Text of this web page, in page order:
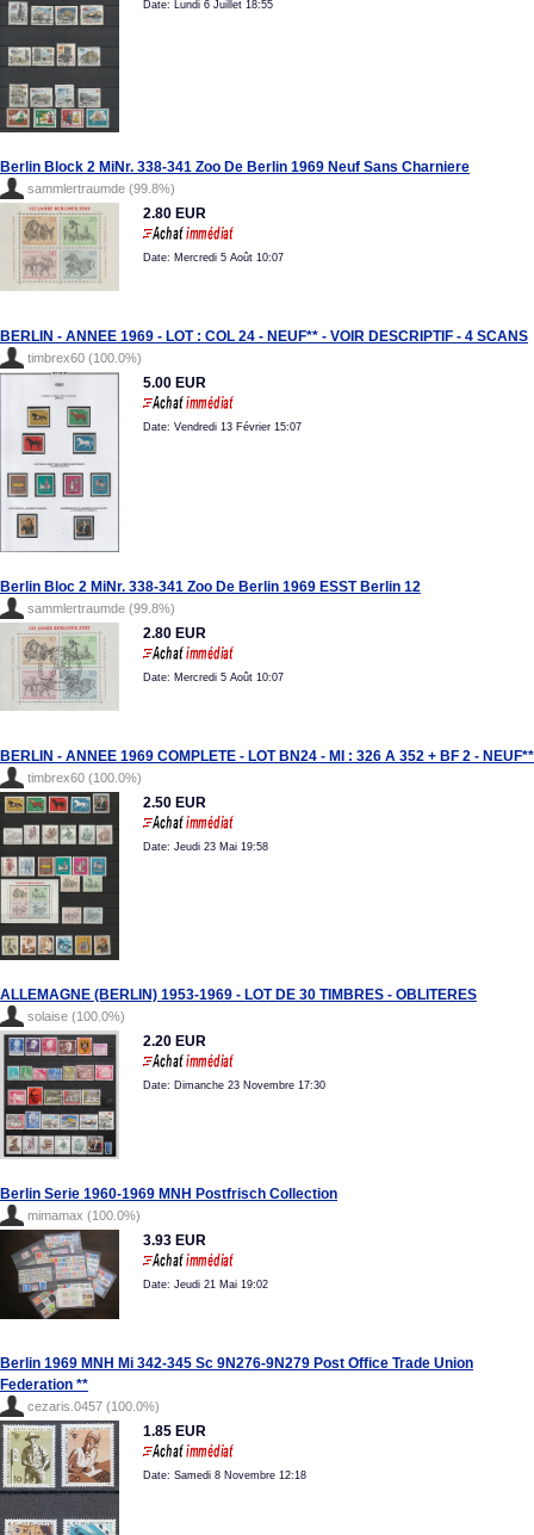
Date: Lundi 6 Juillet 18:55
Berlin Block 2 MiNr. 338-341 Zoo De Berlin 1969 Neuf Sans Charniere
sammlertraumde (99.8%)
2.80 EUR
Date: Mercredi 5 Août 10:07
BERLIN - ANNEE 1969 - LOT : COL 24 - NEUF** - VOIR DESCRIPTIF - 4 SCANS
timbrex60 (100.0%)
5.00 EUR
Date: Vendredi 13 Février 15:07
Berlin Bloc 2 MiNr. 338-341 Zoo De Berlin 1969 ESST Berlin 12
sammlertraumde (99.8%)
2.80 EUR
Date: Mercredi 5 Août 10:07
BERLIN - ANNEE 1969 COMPLETE - LOT BN24 - MI : 326 A 352 + BF 2 - NEUF**
timbrex60 (100.0%)
2.50 EUR
Date: Jeudi 23 Mai 19:58
ALLEMAGNE (BERLIN) 1953-1969 - LOT DE 30 TIMBRES - OBLITERES
solaise (100.0%)
2.20 EUR
Date: Dimanche 23 Novembre 17:30
Berlin Serie 1960-1969 MNH Postfrisch Collection
mimamax (100.0%)
3.93 EUR
Date: Jeudi 21 Mai 19:02
Berlin 1969 MNH Mi 342-345 Sc 9N276-9N279 Post Office Trade Union
Federation **
cezaris.0457 (100.0%)
1.85 EUR
Date: Samedi 8 Novembre 12:18